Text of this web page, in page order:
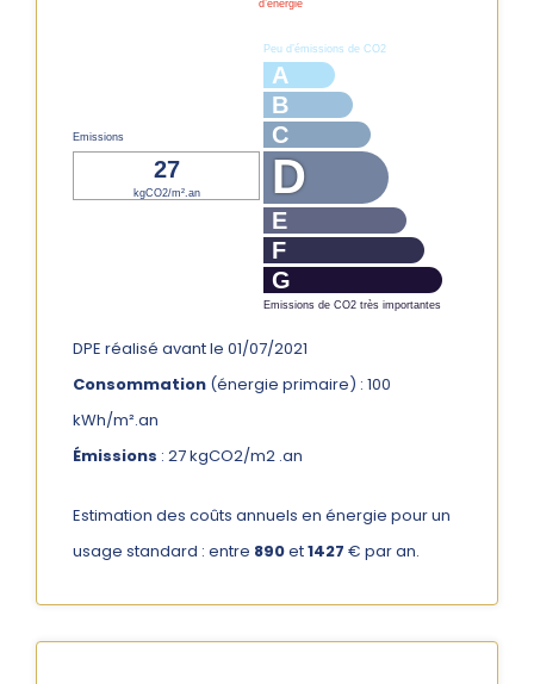
d’énergie
Emissions
27
kgCO2/m².an
Peu d’émissions de CO2
A
B
C
D
E
F
G
Emissions de CO2 très importantes
DPE réalisé avant le 01/07/2021
Consommation (énergie primaire) : 100
kWh/m².an
Émissions : 27 kgCO2/m2 .an
Estimation des coûts annuels en énergie pour un
usage standard : entre 890et1427 € par an.